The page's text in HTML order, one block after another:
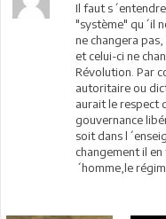
Il faut
"système" qu´il
ne changera
et celui-ci ne
Révolution. Par
autoritaire ou
aurait le respect
gouvernance
soit dans
changement il
´homme,le